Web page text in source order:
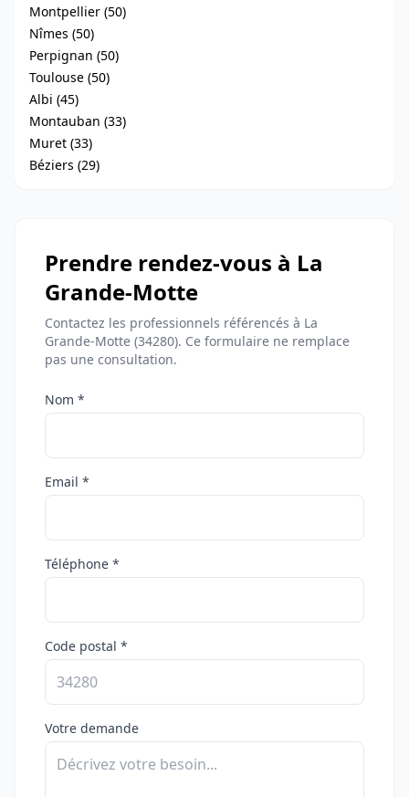
Montpellier (50)
Nîmes (50)
Perpignan (50)
Toulouse (50)
Albi (45)
Montauban (33)
Muret (33)
Béziers (29)
Prendre rendez-vous à La
Grande-Motte
Contactez les professionnels référencés à La
Grande-Motte (34280). Ce formulaire ne remplace
pas une consultation.
Nom *
Email *
Téléphone *
Code postal *
Votre demande